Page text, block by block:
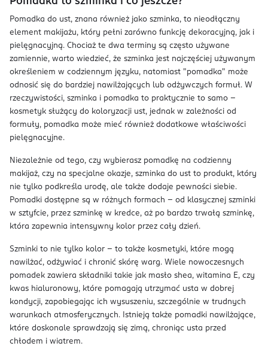
Pomadka do ust, znana również jako szminka, to nieodłączny
element makijażu, który pełni zarówno funkcję dekoracyjną, jak i
pielęgnacyjną. Chociaż te dwa terminy są często używane
zamiennie, warto wiedzieć, że szminka jest najczęściej używanym
określeniem w codziennym języku, natomiast "pomadka" może
odnosić się do bardziej nawilżających lub odżywczych formuł. W
rzeczywistości, szminka i pomadka to praktycznie to samo –
kosmetyk służący do koloryzacji ust, jednak w zależności od
formuły, pomadka może mieć również dodatkowe właściwości
pielęgnacyjne.
Niezależnie od tego, czy wybierasz pomadkę na codzienny
makijaż, czy na specjalne okazje, szminka do ust to produkt, który
nie tylko podkreśla urodę, ale także dodaje pewności siebie.
Pomadki dostępne są w różnych formach – od klasycznej szminki
w sztyfcie, przez szminkę w kredce, aż po bardzo trwałą szminkę,
która zapewnia intensywny kolor przez cały dzień.
Szminki to nie tylko kolor – to także kosmetyki, które mogą
nawilżać, odżywiać i chronić skórę warg. Wiele nowoczesnych
pomadek zawiera składniki takie jak masło shea, witamina E, czy
kwas hialuronowy, które pomagają utrzymać usta w dobrej
kondycji, zapobiegając ich wysuszeniu, szczególnie w trudnych
warunkach atmosferycznych. Istnieją także pomadki nawilżające,
które doskonale sprawdzają się zimą, chroniąc usta przed
chłodem i wiatrem.